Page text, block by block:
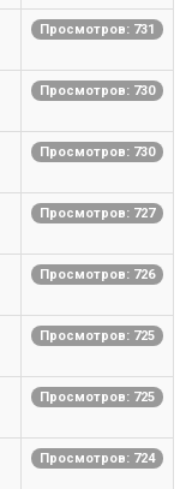
Просмотров: 731
Просмотров: 730
Просмотров: 730
Просмотров: 727
Просмотров: 726
Просмотров: 725
Просмотров: 725
Просмотров: 724